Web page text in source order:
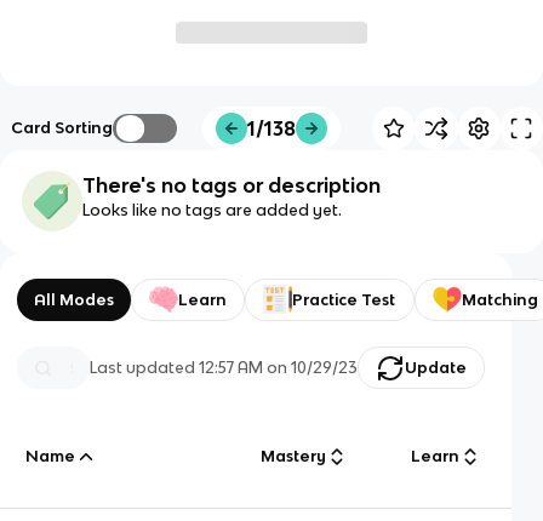
Card Sorting 1/138
There's no tags or description
Looks like no tags are added yet.
All Modes Learn Practice Test Matching
Last updated12:57 AM on 10/29/23 Update
Name Mastery Learn